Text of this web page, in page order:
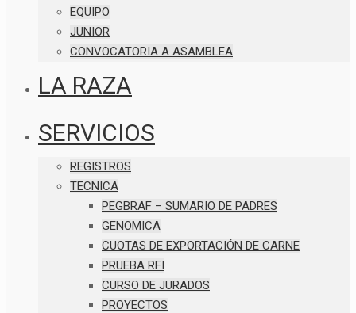
EQUIPO
JUNIOR
CONVOCATORIA A ASAMBLEA
LA RAZA
SERVICIOS
REGISTROS
TECNICA
PEGBRAF – SUMARIO DE PADRES
GENOMICA
CUOTAS DE EXPORTACIÓN DE CARNE
PRUEBA RFI
CURSO DE JURADOS
PROYECTOS